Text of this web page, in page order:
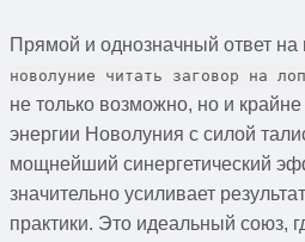
Прямой и однозначный ответ на
новолуние читать заговор на
не только возможно, но и
энергии Новолуния с силой
мощнейший синергетический
значительно усиливает
практики. Это идеальный союз,